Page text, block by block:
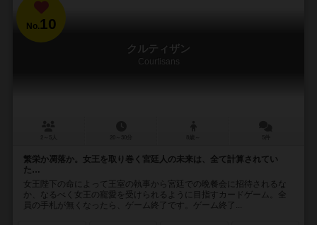
No. 10
クルティザン
Courtisans
繁栄か凋落か。女王を取り巻く宮廷人の未来は、全て計算されてい
た…
女王陛下の命によって王室の執事から宮廷での晩餐会に招待されるな
か、なるべく女王の寵愛を受けられるように目指すカードゲーム。全
員の手札が無くなったら、ゲーム終了です。ゲーム終了...